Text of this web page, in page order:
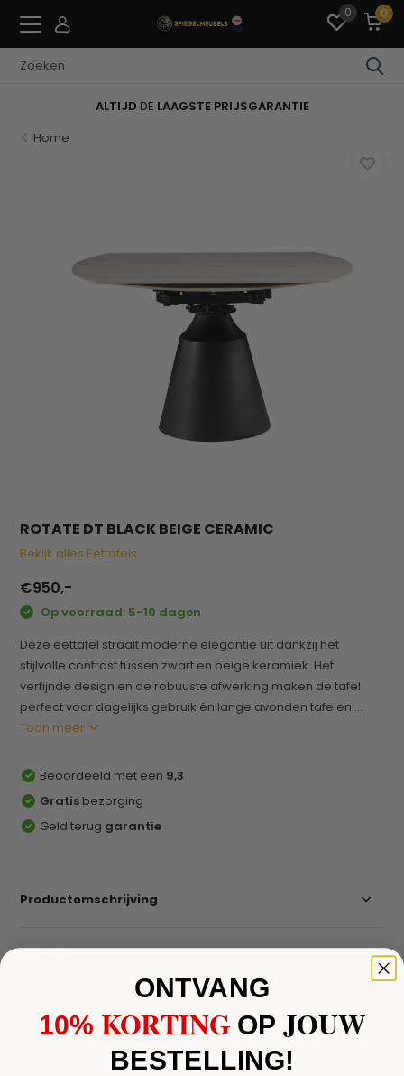
0 0
ALTIJD DE LAAGSTE PRIJSGARANTIE
Home
ROTATE DT BLACK BEIGE CERAMIC
Bekijk alles Eettafels
€950,-
Op voorraad: 5-10 dagen
Deze eettafel straalt moderne elegantie uit dankzij het
stijlvolle contrast tussen zwart en beige keramiek. Het
verfijnde design en de robuuste afwerking maken de tafel
perfect voor dagelijks gebruik én lange avonden tafelen....
Toon meer
Beoordeeld met een 9,3
Gratis bezorging
Geld terug garantie
Productomschrijving
Reviews
ONTVANG
10% KORTING OPJOUW
BESTELLING!